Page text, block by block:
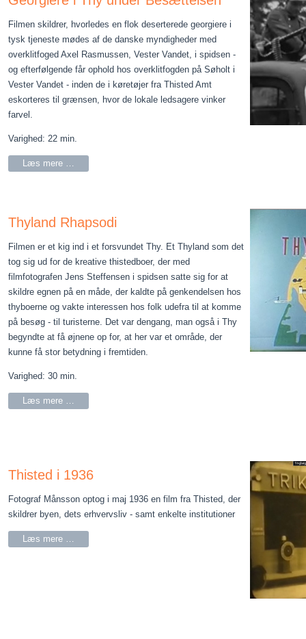
Filmen skildrer, hvorledes en flok deserterede georgiere i
tysk tjeneste mødes af de danske myndigheder med
overklitfoged Axel Rasmussen, Vester Vandet, i spidsen -
og efterfølgende får ophold hos overklitfogden på Søholt i
Vester Vandet - inden de i køretøjer fra Thisted Amt
eskorteres til grænsen, hvor de lokale ledsagere vinker
farvel.
Varighed: 22 min.
Læs mere …
Thyland Rhapsodi
Filmen er et kig ind i et forsvundet Thy. Et Thyland som det
tog sig ud for de kreative thistedboer, der med
filmfotografen Jens Steffensen i spidsen satte sig for at
skildre egnen på en måde, der kaldte på genkendelsen hos
thyboerne og vakte interessen hos folk udefra til at komme
på besøg - til turisterne. Det var dengang, man også i Thy
begyndte at få øjnene op for, at her var et område, der
kunne få stor betydning i fremtiden.
Varighed: 30 min.
Læs mere …
Thisted i 1936
Fotograf Månsson optog i maj 1936 en film fra Thisted, der
skildrer byen, dets erhvervsliv - samt enkelte institutioner
Læs mere …